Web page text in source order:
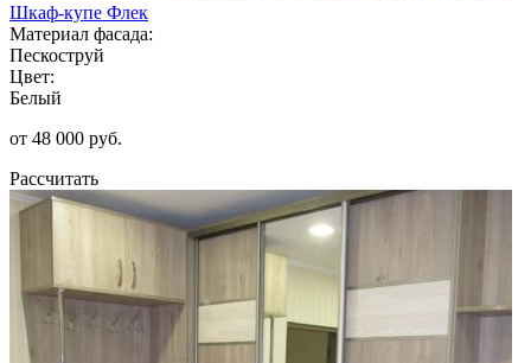
Шкаф-купе Флек
Материал фасада:
Пескоструй
Цвет:
Белый
от 48 000 руб.
Рассчитать